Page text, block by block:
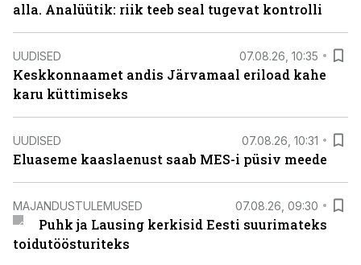
alla. Analüütik: riik teeb seal tugevat kontrolli
UUDISED 07.08.26, 10:35
Keskkonnaamet andis Järvamaal eriload kahe
karu küttimiseks
UUDISED 07.08.26, 10:31
Eluaseme kaaslaenust saab MES-i püsiv meede
MAJANDUSTULEMUSED 07.08.26, 09:30
Puhk ja Lausing kerkisid Eesti suurimateks
toidutöösturiteks